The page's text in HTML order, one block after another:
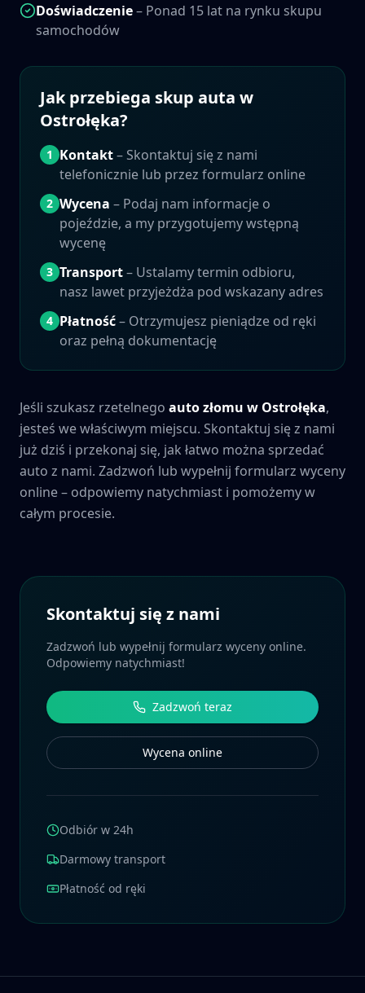
Doświadczenie– Ponad 15 lat na rynku skupu
samochodów
Jak przebiega skup auta w
Ostrołęka?
1 Kontakt– Skontaktuj się z nami
telefonicznie lub przez formularz online
2 Wycena – Podaj nam informacje o
pojeździe, a my przygotujemy wstępną
wycenę
3 Transport– Ustalamy termin odbioru,
nasz lawet przyjeżdża pod wskazany adres
4 Płatność– Otrzymujesz pieniądze od ręki
oraz pełną dokumentację
Jeśli szukasz rzetelnego auto złomu w Ostrołęka,
jesteś we właściwym miejscu. Skontaktuj się z nami
już dziś i przekonaj się, jak łatwo można sprzedać
auto z nami. Zadzwoń lub wypełnij formularz wyceny
online – odpowiemy natychmiast i pomożemy w
całym procesie.
Skontaktuj się z nami
Zadzwoń lub wypełnij formularz wyceny online.
Odpowiemy natychmiast!
Zadzwoń teraz
Wycena online
Odbiór w 24h
Darmowy transport
Płatność od ręki